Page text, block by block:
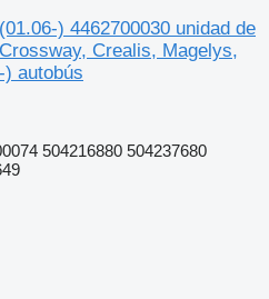
) 4462700030 unidad de
Crealis, Magelys,
) autobús
504216880 504237680